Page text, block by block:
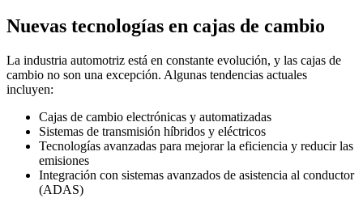
Nuevas tecnologías en cajas de cambio
La industria automotriz está en constante evolución, y las cajas de
cambio no son una excepción. Algunas tendencias actuales
incluyen:
Cajas de cambio electrónicas y automatizadas
Sistemas de transmisión híbridos y eléctricos
Tecnologías avanzadas para mejorar la eficiencia y reducir las
emisiones
Integración con sistemas avanzados de asistencia al conductor
(ADAS)